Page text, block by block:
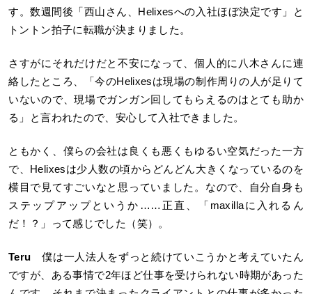
す。数週間後「西山さん、Helixesへの入社ほぼ決定です」と
トントン拍子に転職が決まりました。
さすがにそれだけだと不安になって、個人的に八木さんに連
絡したところ、「今のHelixesは現場の制作周りの人が足りて
いないので、現場でガンガン回してもらえるのはとても助か
る」と言われたので、安心して入社できました。
ともかく、僕らの会社は良くも悪くもゆるい空気だった一方
で、Helixesは少人数の頃からどんどん大きくなっているのを
横目で見てすごいなと思っていました。なので、自分自身も
ステップアップというか……正直、「maxillaに入れるん
だ！？」って感じでした（笑）。
Teru 僕は一人法人をずっと続けていこうかと考えていたん
ですが、ある事情で2年ほど仕事を受けられない時期があった